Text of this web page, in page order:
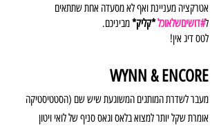
אטרקציה מעניינת ואף לא מסעדה אחת שתתאים
ל#דושיםשלאוכל *קליק* מביניכם.
לטס דיג אין!
WYNN & ENCORE
מעבר לשדרת המותגים המשוגעת שיש שם (הסטטיסטיקה
אומרת שקל יותר למצוא בלאס וגאס סניף של לואי ויטון